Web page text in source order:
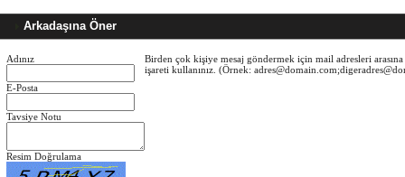
Arkadaşına Öner
Adınız
E-Posta
Tavsiye Notu
Resim Doğrulama
Birden çok kişiye mesaj göndermek için mail adresleri
işareti kullanınız. (Örnek: